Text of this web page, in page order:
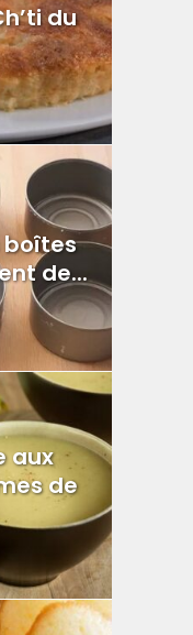
du
boîtes
de...
aux
de